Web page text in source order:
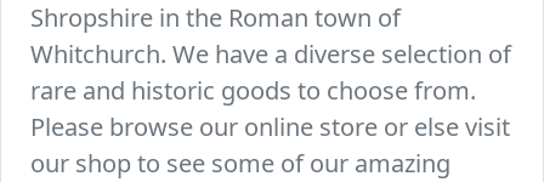
Shropshire in the Roman town of
Whitchurch. We have a diverse selection of
rare and historic goods to choose from.
Please browse our online store or else visit
our shop to see some of our amazing